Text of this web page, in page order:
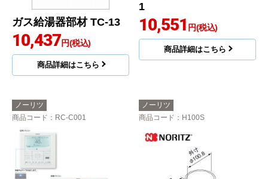
ガス給湯器部材 TC-13
10,437円(税込)
商品詳細はこちら
1
10,551 円(税込)
商品詳細はこちら
ノーリツ
商品コード ：RC-C001
ノーリツ
商品コード ：H100S